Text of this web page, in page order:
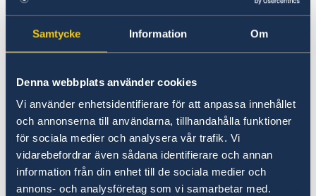
Samtycke Information Om
Denna webbplats använder cookies
Vi använder enhetsidentifierare för att anpassa innehållet
och annonserna till användarna, tillhandahålla funktioner
för sociala medier och analysera vår trafik. Vi
vidarebefordrar även sådana identifierare och annan
information från din enhet till de sociala medier och
annons- och analysföretag som vi samarbetar med.
Om utlandet
Service för svenska företag
Anmäla handelshinder
Utrikesdepartementet avråder från alla
resor i Venezuela inom 20 km från
gränsen till Colombia. Vidare avråder
Utrikesdepartementet från icke-
nödvändiga resor till övriga Venezuela.
Beslut om lättad avrådan togs den 25
maj 2026. Avrådan gäller tills vidare.